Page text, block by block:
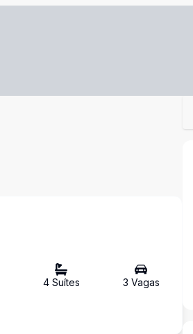
4Suítes 3 Vagas